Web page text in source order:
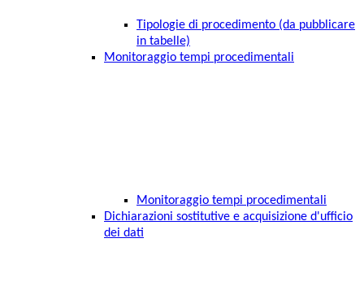
Tipologie di procedimento (da pubblicare
in tabelle)
Monitoraggio tempi procedimentali
Monitoraggio tempi procedimentali
Dichiarazioni sostitutive e acquisizione d'ufficio
dei dati